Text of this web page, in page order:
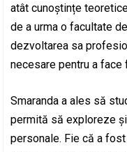
atât cunoștințe
de a urma o facultate
dezvoltarea sa
necesare pentru a
Smaranda a ales să
permită să exploreze
personale. Fie că a